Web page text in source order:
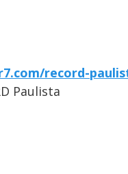
record-
Paulista